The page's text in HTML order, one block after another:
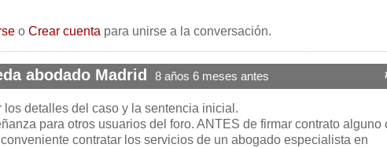
o Crear cuenta para unirse a la conversación.
abodado Madrid 8 años 6 meses antes
los detalles del caso y la sentencia inicial.
para otros usuarios del foro. ANTES de firmar contrato alguno
contratar los servicios de un abogado especialista en